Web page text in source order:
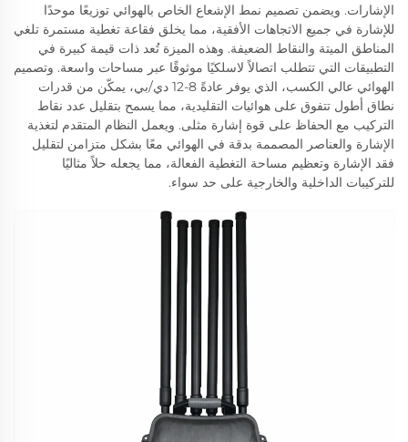
الإشارات. ويضمن تصميم نمط الإشعاع الخاص بالهوائي توزيعًا موحدًا
للإشارة في جميع الاتجاهات الأفقية، مما يخلق فقاعة تغطية مستمرة تلغي
المناطق الميتة والنقاط الضعيفة. وهذه الميزة تُعد ذات قيمة كبيرة في
التطبيقات التي تتطلب اتصالاً لاسلكيًا موثوقًا عبر مساحات واسعة. وتصميم
الهوائي عالي الكسب، الذي يوفر عادةً 8-12 دي/بي، يمكّن من قدرات
نطاق أطول تتفوق على هوائيات التقليدية، مما يسمح بتقليل عدد نقاط
التركيب مع الحفاظ على قوة إشارة مثلى. ويعمل النظام المتقدم لتغذية
الإشارة والعناصر المصممة بدقة في الهوائي معًا بشكل متزامن لتقليل
فقد الإشارة وتعظيم مساحة التغطية الفعالة، مما يجعله حلاً مثاليًا
للتركيبات الداخلية والخارجية على حد سواء.